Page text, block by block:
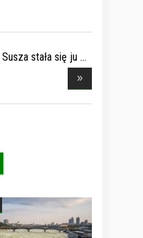
Susza stała się ju